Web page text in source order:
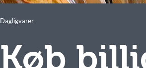
Dagligvarer
Køb